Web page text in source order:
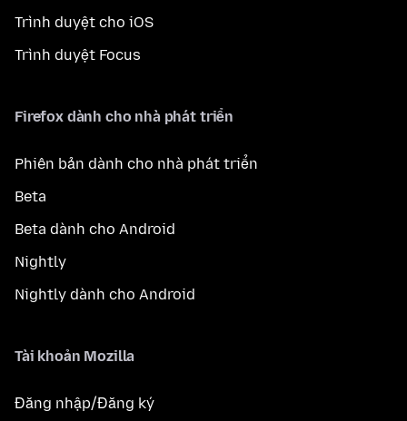
Trình duyệt cho iOS
Trình duyệt Focus
Firefox dành cho nhà phát triển
Phiên bản dành cho nhà phát triển
Beta
Beta dành cho Android
Nightly
Nightly dành cho Android
Tài khoản Mozilla
Đăng nhập/Đăng ký